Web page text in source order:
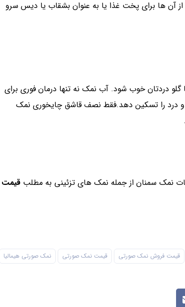
آن ها برای پخت غذا یا به عنوان بشقاب یا دیس سرو
دردتان خوب شود. آب نمک نه تنها درمان فوری برای
و درد را تسکین دهد.فقط نصف قاشق چایخوری نمک
نمک سمنان از جمله نمک های تزئینی به مطلبقیمت
قیمت فروش نمک صورتی قیمت نمک صورتی نمک صورتی هیمالیا